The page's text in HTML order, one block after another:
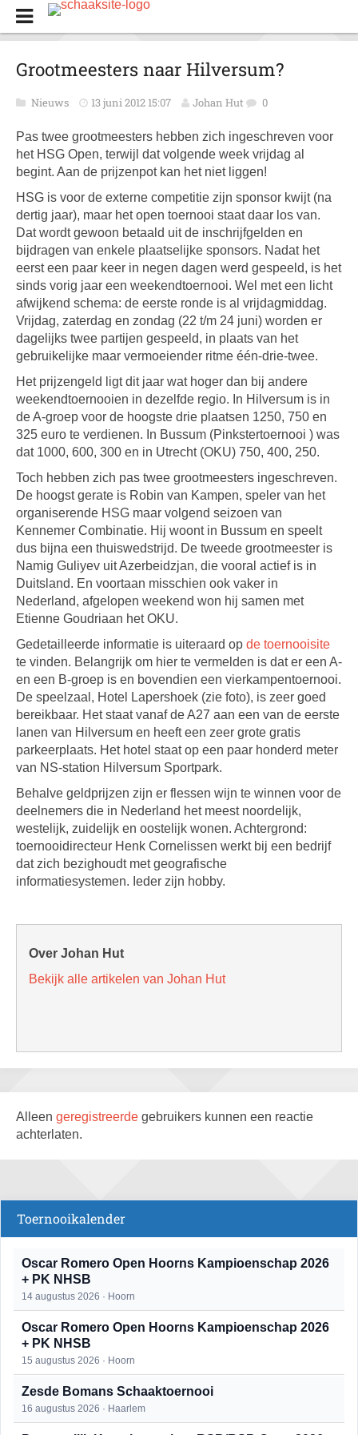
Grootmeesters naar Hilversum?
Nieuws 13 juni 2012 15:07 Johan Hut 0
Pas twee grootmeesters hebben zich ingeschreven voor
het HSG Open, terwijl dat volgende week vrijdag al
begint. Aan de prijzenpot kan het niet liggen!
HSG is voor de externe competitie zijn sponsor kwijt (na
dertig jaar), maar het open toernooi staat daar los van.
Dat wordt gewoon betaald uit de inschrijfgelden en
bijdragen van enkele plaatselijke sponsors. Nadat het
eerst een paar keer in negen dagen werd gespeeld, is het
sinds vorig jaar een weekendtoernooi. Wel met een licht
afwijkend schema: de eerste ronde is al vrijdagmiddag.
Vrijdag, zaterdag en zondag (22 t/m 24 juni) worden er
dagelijks twee partijen gespeeld, in plaats van het
gebruikelijke maar vermoeiender ritme één-drie-twee.
Het prijzengeld ligt dit jaar wat hoger dan bij andere
weekendtoernooien in dezelfde regio. In Hilversum is in
de A-groep voor de hoogste drie plaatsen 1250, 750 en
325 euro te verdienen. In Bussum (Pinkstertoernooi ) was
dat 1000, 600, 300 en in Utrecht (OKU) 750, 400, 250.
Toch hebben zich pas twee grootmeesters ingeschreven.
De hoogst gerate is Robin van Kampen, speler van het
organiserende HSG maar volgend seizoen van
Kennemer Combinatie. Hij woont in Bussum en speelt
dus bijna een thuiswedstrijd. De tweede grootmeester is
Namig Guliyev uit Azerbeidzjan, die vooral actief is in
Duitsland. En voortaan misschien ook vaker in
Nederland, afgelopen weekend won hij samen met
Etienne Goudriaan het OKU.
Gedetailleerde informatie is uiteraard op de toernooisite
te vinden. Belangrijk om hier te vermelden is dat er een A-
en een B-groep is en bovendien een vierkampentoernooi.
De speelzaal, Hotel Lapershoek (zie foto), is zeer goed
bereikbaar. Het staat vanaf de A27 aan een van de eerste
lanen van Hilversum en heeft een zeer grote gratis
parkeerplaats. Het hotel staat op een paar honderd meter
van NS-station Hilversum Sportpark.
Behalve geldprijzen zijn er flessen wijn te winnen voor de
deelnemers die in Nederland het meest noordelijk,
westelijk, zuidelijk en oostelijk wonen. Achtergrond:
toernooidirecteur Henk Cornelissen werkt bij een bedrijf
dat zich bezighoudt met geografische
informatiesystemen. Ieder zijn hobby.
Over Johan Hut
Bekijk alle artikelen van Johan Hut
Alleen geregistreerde gebruikers kunnen een reactie
achterlaten.
Toernooikalender
Oscar Romero Open Hoorns Kampioenschap 2026
+ PK NHSB
14 augustus 2026 · Hoorn
Oscar Romero Open Hoorns Kampioenschap 2026
+ PK NHSB
15 augustus 2026 · Hoorn
Zesde Bomans Schaaktoernooi
16 augustus 2026 · Haarlem